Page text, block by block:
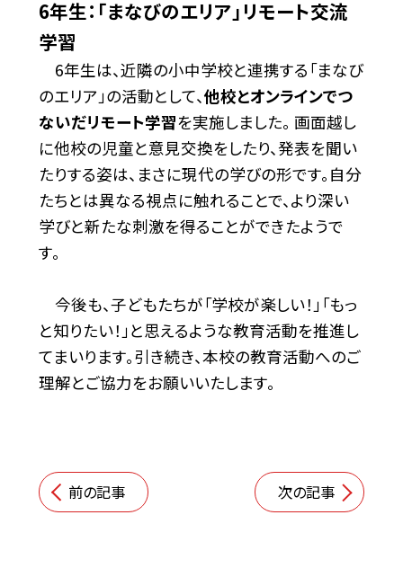
6年生：「まなびのエリア」リモート交流
学習
6年生は、近隣の小中学校と連携する「まなび
のエリア」の活動として、他校とオンラインでつ
ないだリモート学習を実施しました。 画面越し
に他校の児童と意見交換をしたり、発表を聞い
たりする姿は、まさに現代の学びの形です。自分
たちとは異なる視点に触れることで、より深い
学びと新たな刺激を得ることができたようで
す。
今後も、子どもたちが「学校が楽しい！」「もっ
と知りたい！」と思えるような教育活動を推進し
てまいります。引き続き、本校の教育活動へのご
理解とご協力をお願いいたします。
前の記事 次の記事